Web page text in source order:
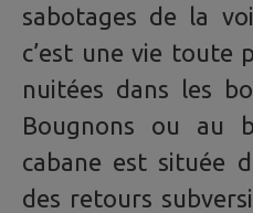
sabotages de la
c’est une vie toute
nuitées dans les
Bougnons ou au
cabane est située
des retours